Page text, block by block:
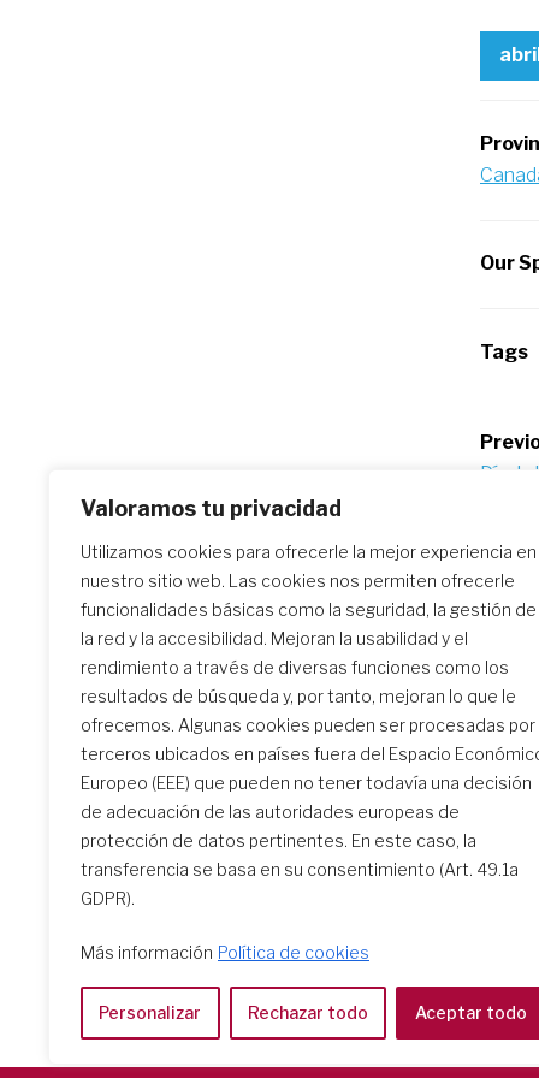
Valoramos tu privacidad
Utilizamos cookies para ofrecerle la mejor experiencia en
nuestro sitio web. Las cookies nos permiten ofrecerle
funcionalidades básicas como la seguridad, la gestión de
la red y la accesibilidad. Mejoran la usabilidad y el
rendimiento a través de diversas funciones como los
resultados de búsqueda y, por tanto, mejoran lo que le
ofrecemos. Algunas cookies pueden ser procesadas por
terceros ubicados en países fuera del Espacio
Europeo (EEE) que pueden no tener todavía una decisión
de adecuación de las autoridades europeas de
protección de datos pertinentes. En este caso, la
transferencia se basa en su consentimiento (Art. 49.1a
GDPR).
Más información Política de cookies
Personalizar Rechazar todo Aceptar todo
Our
Tags
Día de
Similar Posts
Pentecostés 2020: Guía de
reflexión y oración